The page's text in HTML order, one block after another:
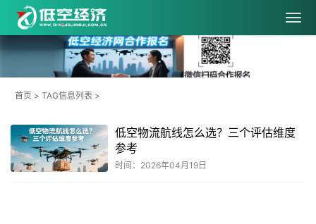
首页 > TAG信息列表 >
低空物流航线怎么选？三个评估维度
参考
时间：2026年04月19日